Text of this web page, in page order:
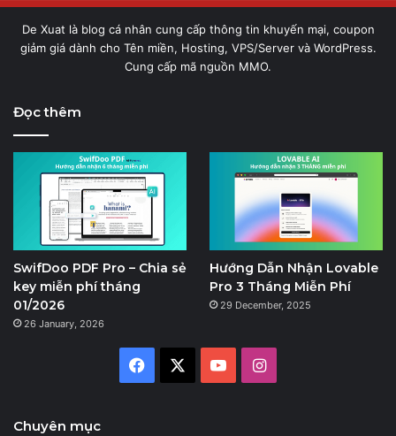
De Xuat là blog cá nhân cung cấp thông tin khuyến mại, coupon
giảm giá dành cho Tên miền, Hosting, VPS/Server và WordPress.
Cung cấp mã nguồn MMO.
Đọc thêm
SwifDoo PDF Pro – Chia sẻ
key miễn phí tháng
01/2026
26 January, 2026
Hướng Dẫn Nhận Lovable
Pro 3 Tháng Miễn Phí
29 December, 2025
Facebook YouTubeInstagram
Chuyên mục